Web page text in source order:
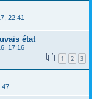
22:41
état
17:16
1 2 3